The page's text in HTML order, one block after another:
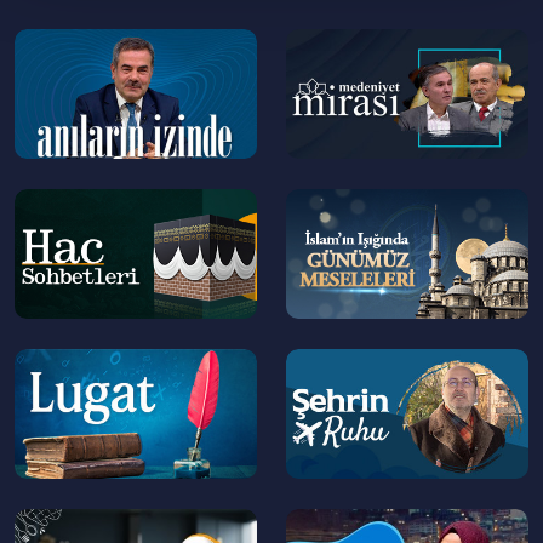
40:00"Türklerin Savaş Sanatı" Kitabı Üzerine
45:00Tarihte Savaşların İktisadi Sonuçları
**
https://www.vavtv.com.tr
VAV TV FREKANS AYARLARI
►https://www.vavtv.com.tr/frekanslar
SOSYAL MEDYA ADRESLERİ
►https://facebook.com/vavtv
►https://twitter.com/vavtvresmi
Soru, görüş ve önerileriniz için aşağıdaki
--
>
--
--
--
>
--
>